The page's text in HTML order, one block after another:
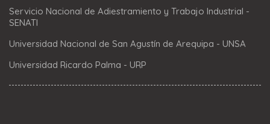
Servicio Nacional de Adiestramiento y Trabajo Industrial -
SENATI
Universidad Nacional de San Agustín de Arequipa - UNSA
Universidad Ricardo Palma - URP